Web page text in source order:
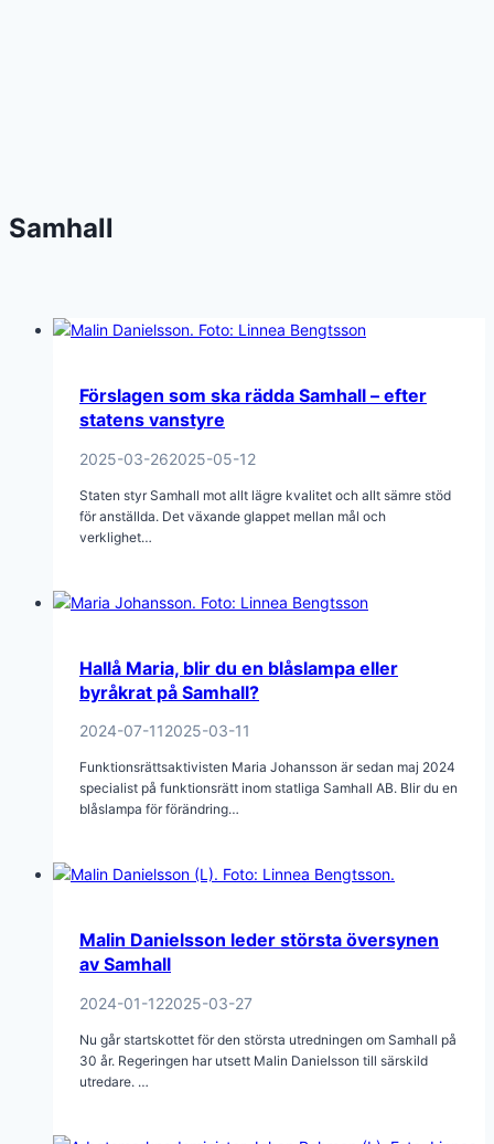
Samhall
Förslagen som ska rädda Samhall – efter
statens vanstyre
2025-03-262025-05-12
Staten styr Samhall mot allt lägre kvalitet och allt sämre stöd
för anställda. Det växande glappet mellan mål och
verklighet…
Hallå Maria, blir du en blåslampa eller
byråkrat på Samhall?
2024-07-112025-03-11
Funktionsrättsaktivisten Maria Johansson är sedan maj 2024
specialist på funktionsrätt inom statliga Samhall AB. Blir du en
blåslampa för förändring…
Malin Danielsson leder största översynen
av Samhall
2024-01-122025-03-27
Nu går startskottet för den största utredningen om Samhall på
30 år. Regeringen har utsett Malin Danielsson till särskild
utredare. …